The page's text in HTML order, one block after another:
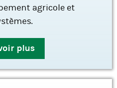
agricole et
plus